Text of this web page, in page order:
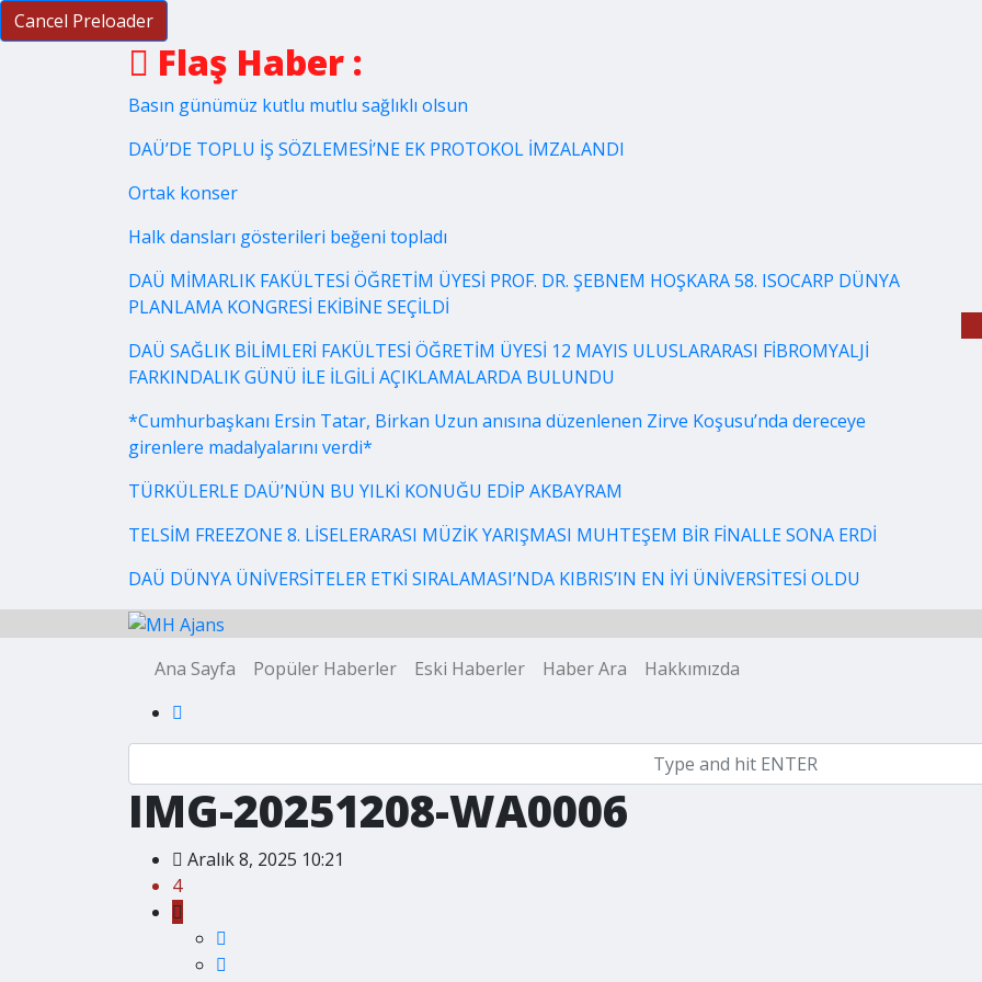
Cancel Preloader
Flaş Haber :
Basın günümüz kutlu mutlu sağlıklı olsun
DAÜ’DE TOPLU İŞ SÖZLEMESİ’NE EK PROTOKOL İMZALANDI
Ortak konser
Halk dansları gösterileri beğeni topladı
DAÜ MİMARLIK FAKÜLTESİ ÖĞRETİM ÜYESİ PROF. DR. ŞEBNEM HOŞKARA 58. ISOCARP DÜNYA
PLANLAMA KONGRESİ EKİBİNE SEÇİLDİ
DAÜ SAĞLIK BİLİMLERİ FAKÜLTESİ ÖĞRETİM ÜYESİ 12 MAYIS ULUSLARARASI FİBROMYALJİ
FARKINDALIK GÜNÜ İLE İLGİLİ AÇIKLAMALARDA BULUNDU
*Cumhurbaşkanı Ersin Tatar, Birkan Uzun anısına düzenlenen Zirve Koşusu’nda dereceye
girenlere madalyalarını verdi*
TÜRKÜLERLE DAÜ’NÜN BU YILKİ KONUĞU EDİP AKBAYRAM
TELSİM FREEZONE 8. LİSELERARASI MÜZİK YARIŞMASI MUHTEŞEM BİR FİNALLE SONA ERDİ
DAÜ DÜNYA ÜNİVERSİTELER ETKİ SIRALAMASI’NDA KIBRIS’IN EN İYİ ÜNİVERSİTESİ OLDU
Ana Sayfa Popüler Haberler Eski Haberler Haber Ara Hakkımızda
IMG-20251208-WA0006
Aralık 8, 2025 10:21
4